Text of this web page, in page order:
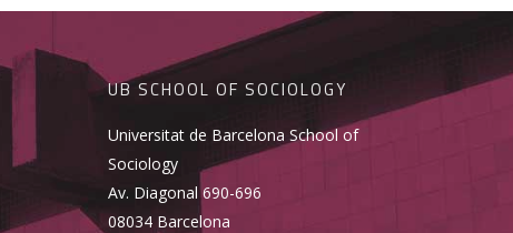
UB SCHOOL OF SOCIOLOGY
Universitat de Barcelona School of
Sociology
Av. Diagonal 690-696
08034 Barcelona